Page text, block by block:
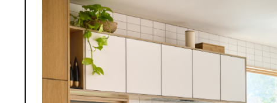
Interiors
Uno stile di progettazione per
creare interni originali e distintivi,
usando tutte le collezioni Mutina
in modo trasversale.